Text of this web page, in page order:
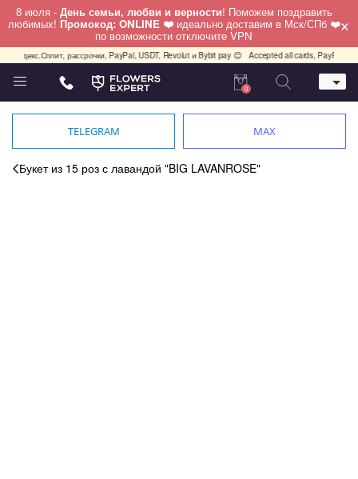
8 июля - День семьи, любви и верности! Поможем поздравить
любимых! Промокод: ONLINE ❤️ идеально доставим в Мск/СПб ❤️
по возможности отключите VPN ×
рассрочки, PayPal, USDT, Revolut и Bybit pay 😊 Accepted all cards, PayPal, USDT,
Телефон
+7 (495) 982-55-05
0
TELEGRAM MAX
Букет из 15 роз с лавандой "BIG LAVANROSE"